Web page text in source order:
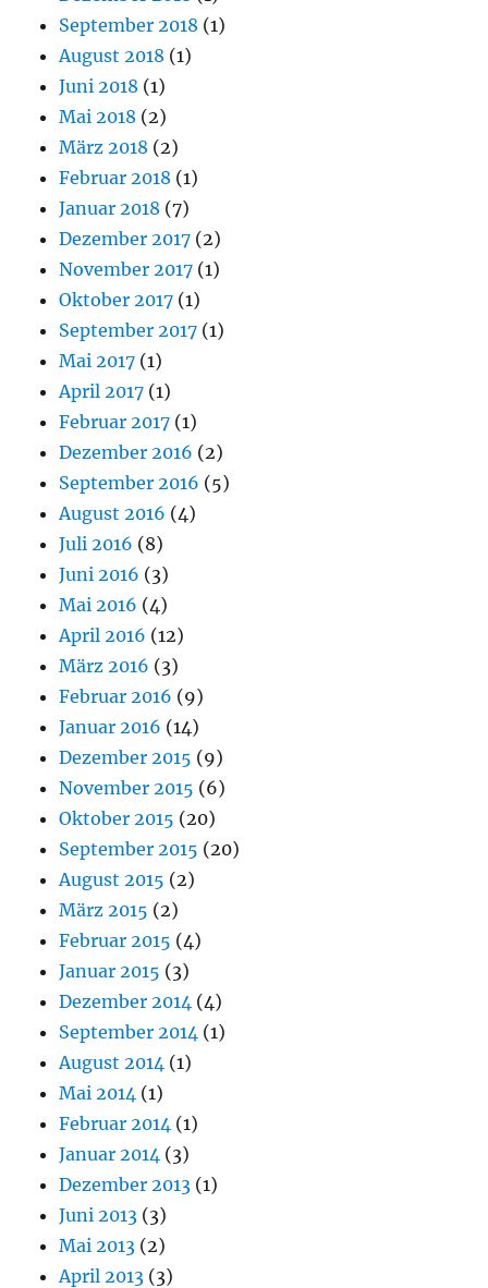
September 2018 (1)
August 2018 (1)
Juni 2018 (1)
Mai 2018 (2)
März 2018 (2)
Februar 2018 (1)
Januar 2018 (7)
Dezember 2017 (2)
November 2017 (1)
Oktober 2017 (1)
September 2017 (1)
Mai 2017 (1)
April 2017 (1)
Februar 2017 (1)
Dezember 2016 (2)
September 2016 (5)
August 2016 (4)
Juli 2016 (8)
Juni 2016 (3)
Mai 2016 (4)
April 2016 (12)
März 2016 (3)
Februar 2016 (9)
Januar 2016 (14)
Dezember 2015 (9)
November 2015 (6)
Oktober 2015 (20)
September 2015 (20)
August 2015 (2)
März 2015 (2)
Februar 2015 (4)
Januar 2015 (3)
Dezember 2014 (4)
September 2014 (1)
August 2014 (1)
Mai 2014 (1)
Februar 2014 (1)
Januar 2014 (3)
Dezember 2013 (1)
Juni 2013 (3)
Mai 2013 (2)
April 2013 (3)